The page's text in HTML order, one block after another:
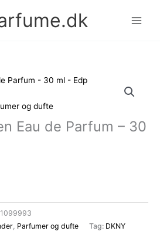
og dufte
Eau de Parfum – 30
275.
Parfumer og dufte Tag: DKNY